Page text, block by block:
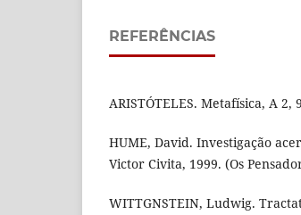
REFERÊNCIAS
ARISTÓTELES. Metafísica, A 2,
HUME, David. Investigação
Victor Civita, 1999. (Os
WITTGNSTEIN, Ludwig.